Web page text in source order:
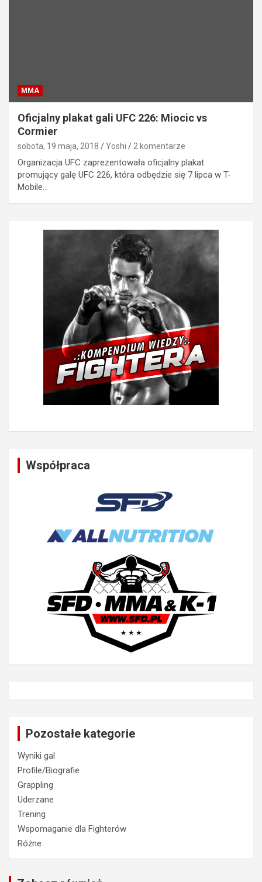
MMA
Oficjalny plakat gali UFC 226: Miocic vs
Cormier
sobota, 19 maja, 2018 Yoshi 2 komentarze
Organizacja UFC zaprezentowała oficjalny plakat
promujący galę UFC 226, która odbędzie się 7 lipca w T-
Mobile…
Współpraca
Pozostałe kategorie
Wyniki gal
Profile/Biografie
Grappling
Uderzane
Trening
Wspomaganie dla Fighterów
Różne